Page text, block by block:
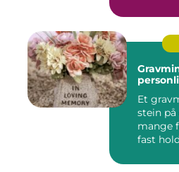
Et
stein på
mange
fast